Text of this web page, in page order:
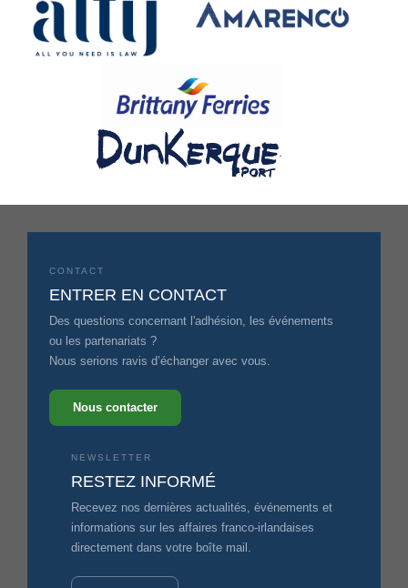
.
CONTACT
ENTRER EN CONTACT
Des questions concernant l'adhésion, les événements
ou les partenariats ?
Nous serions ravis d’échanger avec vous.
Nous contacter
NEWSLETTER
RESTEZ INFORMÉ
Recevez nos dernières actualités, événements et
informations sur les affaires franco-irlandaises
directement dans votre boîte mail.